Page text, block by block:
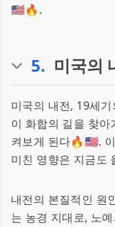
🇺🇸🔥.
5. 미국의
미국의 내전, 19세
이 화합의 길을 찾
켜보게 된다🔥🇺🇸.
미친 영향은 지금도
내전의 본질적인 원
는 농경 지대로, 노